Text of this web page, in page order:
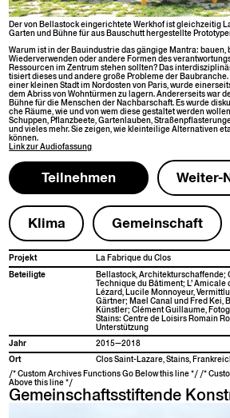
Der von Bel­la­s­tock ein­gerichtete Werk­hof ist gle­ichzeit­ig
Garten und Bühne für aus Bauschutt hergestellte
Warum ist in der Bauin­dus­trie das gängige Mantra: bauen,
Wiederver­wen­den oder andere For­men des
Ressourcen im Zen­trum ste­hen soll­ten? Das
tisiert dieses und andere große Prob­leme der Baubranche.
ein­er kleinen Stadt im Nor­dosten von Paris, wurde
dem Abriss von Wohn­tür­men zu lagern. Ander­er­seits war
Bühne für die Men­schen der Nach­barschaft. Es wurde
che Räume, wie und von wem diese gestal­tet wer­den
Schup­pen, Pflanzbeete, Garten­lauben,
und vieles mehr. Sie zeigen, wie klein­teilige Alter­na­tiv­en
können.
Link zurAudio­fas­sung
Teil­nehmen Weit­er-
Kli­ma Gemein­schaft
Pro­jekt
La Fab­rique du Clos
Beteiligte
Bel­la­s­tock, Architek­turschaf­fende;
Tech­nique du Bâtiment; L’
Lézard, Lucile Mon­noyeur,
Gärt­ner; Mael Canal und Fred Kei,
Kün­stler; Clé­ment Guil­laume,
Stains: Cen­tre de Loisirs Romain
Unterstützung
Jahr
2015—2018
Ort
Clos Saint-Lazare, Stains,
/* Custom Archives Functions Go Below this line */ /*
Above this line */
Gemeinschaftsstiftende